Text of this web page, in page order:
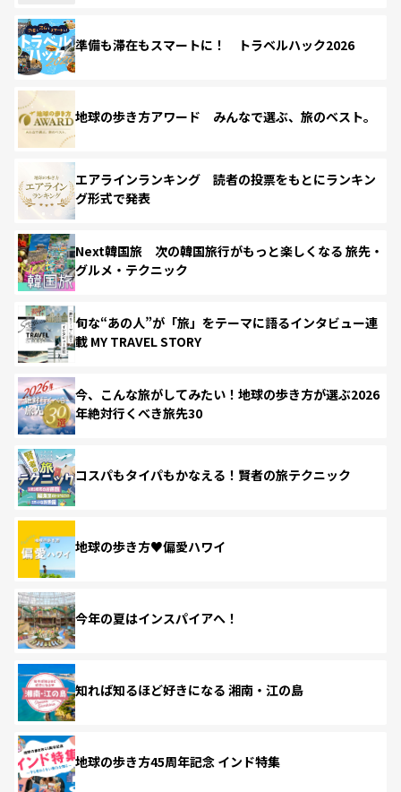
準備も滞在もスマートに！ トラベルハック2026
地球の歩き方アワード みんなで選ぶ、旅のベスト。
エアラインランキング 読者の投票をもとにランキン
グ形式で発表
Next韓国旅 次の韓国旅行がもっと楽しくなる 旅先・
グルメ・テクニック
旬な“あの人”が「旅」をテーマに語るインタビュー連
載 MY TRAVEL STORY
今、こんな旅がしてみたい！地球の歩き方が選ぶ2026
年絶対行くべき旅先30
コスパもタイパもかなえる！賢者の旅テクニック
地球の歩き方♥偏愛ハワイ
今年の夏はインスパイアへ！
知れば知るほど好きになる 湘南・江の島
地球の歩き方45周年記念 インド特集